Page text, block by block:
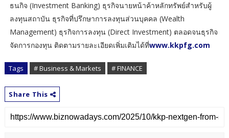
ธนกิจ (Investment Banking) ธุรกิจนายหน้าค้าหลักทรัพย์สำหรับผู้
ลงทุนสถาบัน ธุรกิจที่ปรึกษาการลงทุนส่วนบุคคล (Wealth
Management) ธุรกิจการลงทุน (Direct Investment) ตลอดจนธุรกิจ
จัดการกองทุน ติดตามรายละเอียดเพิ่มเติมได้ที่www.kkpfg.com
Tags # Business & Markets # FINANCE
Share This